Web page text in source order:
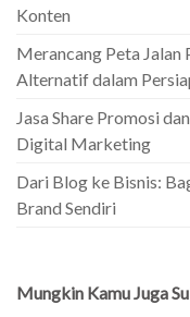
Konten
Merancang Peta
Alternatif dalam
Jasa Share Promosi
Digital Marketing
Dari Blog ke Bisnis:
Brand Sendiri
Mungkin Kamu Juga